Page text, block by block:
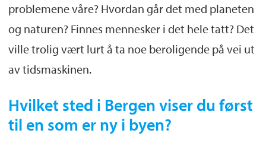
problemene våre? Hvordan går det med planeten
og naturen? Finnes mennesker i det hele tatt? Det
ville trolig vært lurt å ta noe beroligende på vei ut
av tidsmaskinen.
Hvilket sted i Bergen viser du først
til en som er ny i byen?